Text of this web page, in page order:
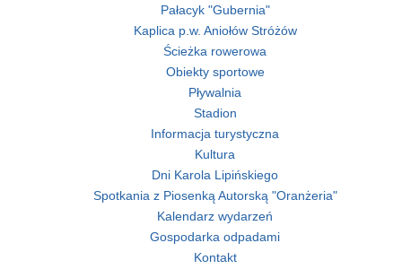
Pałacyk "Gubernia"
Kaplica p.w. Aniołów Stróżów
Ścieżka rowerowa
Obiekty sportowe
Pływalnia
Stadion
Informacja turystyczna
Kultura
Dni Karola Lipińskiego
Spotkania z Piosenką Autorską "Oranżeria"
Kalendarz wydarzeń
Gospodarka odpadami
Kontakt